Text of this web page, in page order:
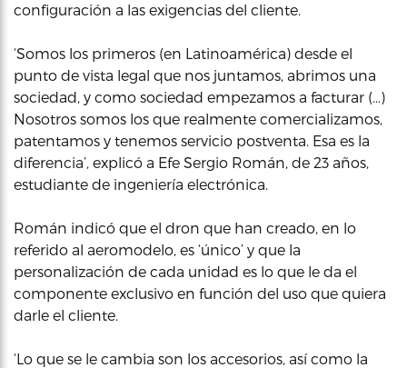
configuración a las exigencias del cliente.
‘Somos los primeros (en Latinoamérica) desde el
punto de vista legal que nos juntamos, abrimos una
sociedad, y como sociedad empezamos a facturar (…)
Nosotros somos los que realmente comercializamos,
patentamos y tenemos servicio postventa. Esa es la
diferencia’, explicó a Efe Sergio Román, de 23 años,
estudiante de ingeniería electrónica.
Román indicó que el dron que han creado, en lo
referido al aeromodelo, es ‘único’ y que la
personalización de cada unidad es lo que le da el
componente exclusivo en función del uso que quiera
darle el cliente.
‘Lo que se le cambia son los accesorios, así como la